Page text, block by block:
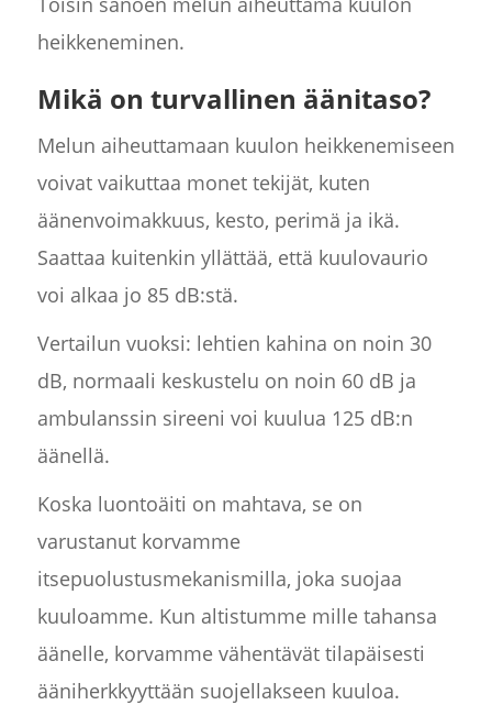
heikkeneminen.
Mikä on turvallinen äänitaso?
Melun aiheuttamaan kuulon heikkenemiseen
voivat vaikuttaa monet tekijät, kuten
äänenvoimakkuus, kesto, perimä ja ikä.
Saattaa kuitenkin yllättää, että kuulovaurio
voi alkaa jo 85 dB:stä.
Vertailun vuoksi: lehtien kahina on noin 30
dB, normaali keskustelu on noin 60 dB ja
ambulanssin sireeni voi kuulua 125 dB:n
äänellä.
Koska luontoäiti on mahtava, se on
varustanut korvamme
itsepuolustusmekanismilla, joka suojaa
kuuloamme. Kun altistumme mille tahansa
äänelle, korvamme vähentävät tilapäisesti
ääniherkkyyttään suojellakseen kuuloa.